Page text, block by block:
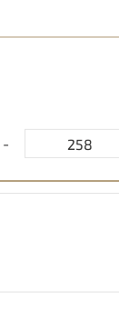
-